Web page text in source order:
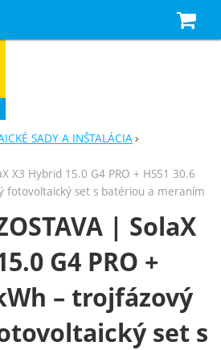
SADY A INŠTALÁCIA
X3 Hybrid 15.0 G4 PRO + HS51 30.6
fotovoltaický set s batériou a meraním
| SolaX
G4 PRO +
– trojfázový
set s